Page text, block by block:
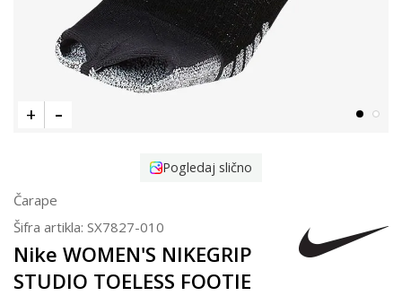
Pogledaj slično
Čarape
Šifra artikla: SX7827-010
Nike WOMEN'S NIKEGRIP
STUDIO TOELESS FOOTIE